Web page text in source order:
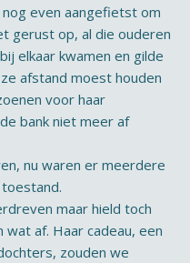
even aangefietst om
gerust op, al die ouderen
elkaar kwamen en gilde
afstand moest houden
voor haar
bank niet meer af
nu waren er meerdere
maar hield toch
af. Haar cadeau, een
zouden we